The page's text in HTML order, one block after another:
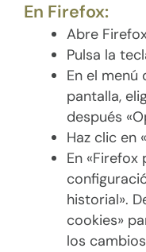
En Firefox:
Abre
Pulsa la
En el menú
pantalla,
después
Haz clic en
En «Firefox
historial».
cookies»
los